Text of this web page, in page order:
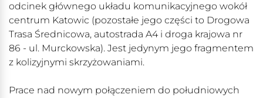
odcinek głównego układu komunikacyjnego wokół
centrum Katowic (pozostałe jego części to Drogowa
Trasa Średnicowa, autostrada A4 i droga krajowa nr
86 - ul. Murckowska). Jest jedynym jego fragmentem
z kolizyjnymi skrzyżowaniami.
Prace nad nowym połączeniem do południowych